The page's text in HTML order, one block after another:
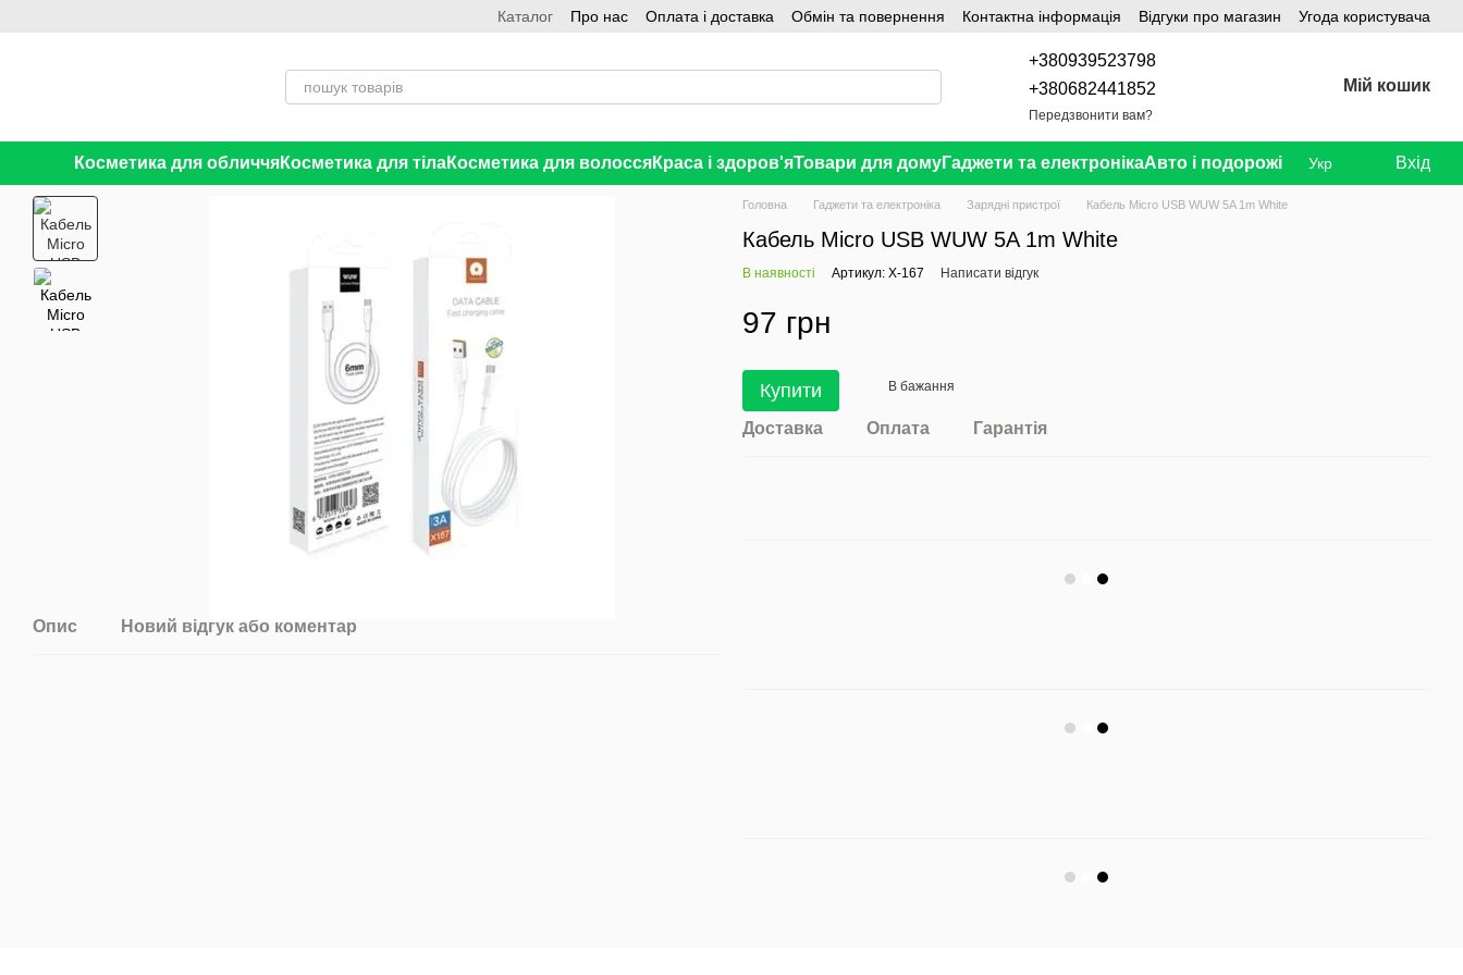
Каталог Про нас Оплата і доставка Обмін та повернення Контактна інформація Відгуки про магазин Угода користувача
+380939523798
+380682441852
Передзвонити вам?
Мій кошик
Косметика для обличчяКосметика для тілаКосметика для волоссяКраса і здоров'яТовари для домуГаджети та електронікаАвто і подорожі Укр Вхід
Опис Новий відгук або коментар
Головна Гаджети та електроніка Зарядні пристрої Кабель Micro USB WUW 5A 1m White
Кабель Micro USB WUW 5A 1m White
В наявності Артикул: X-167 Написати відгук
97 грн
В бажання
Купити
Доставка Оплата Гарантія